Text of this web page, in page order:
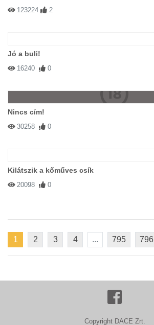
123224 2
Jó a buli!
16240 0
Nincs cím!
30258 0
Kilátszik a kőműves csík
20098 0
1 2 3 4 ... 795 796
Copyright DACE Zrt.